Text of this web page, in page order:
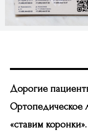
Дорогие
Ортопедическое
«ставим